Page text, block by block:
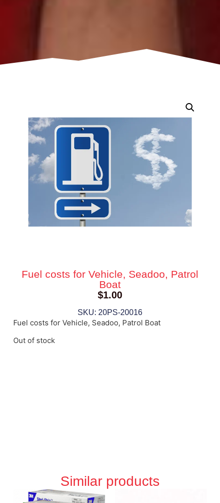
Fuel costs for Vehicle, Seadoo, Patrol
Boat
$1.00
SKU: 20PS-20016
Fuel costs for Vehicle, Seadoo, Patrol Boat
Out of stock
Similar products